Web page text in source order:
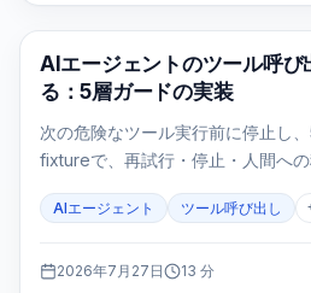
AI API
AIエージェントのツール呼び
る：5層ガードの実装
次の危険なツール実行前に停止し
fixtureで、再試行・停止・人間へ
AIエージェント ツール呼び出し
2026年7月27日 13 分